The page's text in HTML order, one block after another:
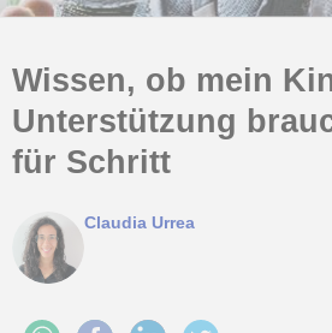
Wissen, ob mein
Unterstützung
für Schritt
Claudia Urrea